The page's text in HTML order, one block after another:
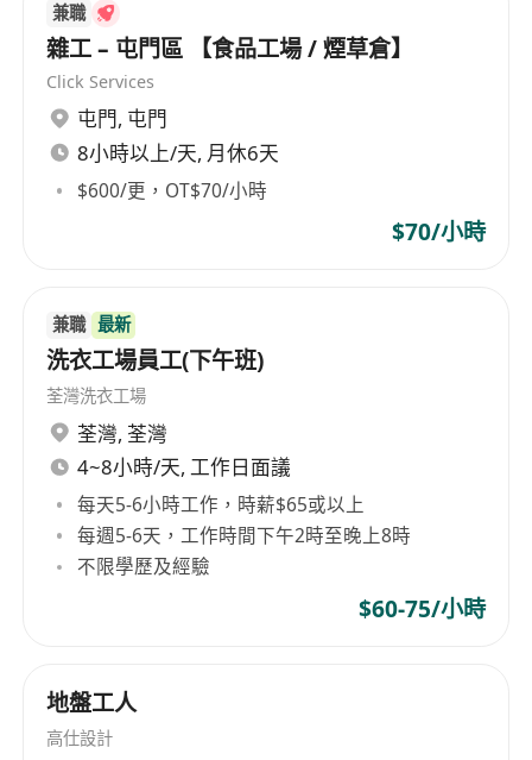
嚴格遵守食品安全與衛生管理規範，定期清潔設
備、整理工作區域，並配合內部稽查與食環署檢
查要求。
協助開發新款式蛋糕或節令甜點，參與配方測
試、成本估算與小批量試產，支持產品線持續優
化與市場需求對接。
作模式者優先；有蛋糕房、連鎖烘焙品牌或酒店
西餅房工作背景尤佳。
熟練掌握基礎烘焙技術與關鍵工序，如打發蛋
白/奶油、控溫融巧克力、慕斯凝結、蛋糕分層
與組合、多種裝飾技法等。
能以廣東話清晰溝通，具備基本書寫能力，可閱
讀中文食譜、生產指示及衛生指引；懂普通話或
簡單英語為加分項。
初級同事、記錄生產異常並提出改善建議。
上班，每日工作時間為上午8時至下午5時，需配
合旺季加班安排。
兼職
雜工 – 屯門區 【食品工場 / 煙草倉】
Click Services
屯門, 屯門
8小時以上/天, 月休6天
$600/更，OT$70/小時
$70/小時
兼職 最新
洗衣工場員工(下午班)
荃灣洗衣工場
荃灣, 荃灣
4~8小時/天, 工作日面議
每天5-6小時工作，時薪$65或以上
每週5-6天，工作時間下午2時至晚上8時
不限學歷及經驗
$60-75/小時
地盤工人
高仕設計